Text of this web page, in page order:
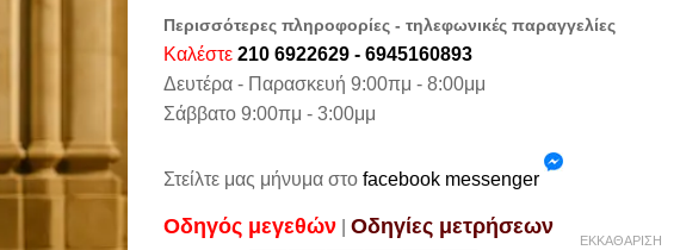
Περισσότερες πληροφορίες - τηλεφωνικές παραγγελίες
Καλέστε 210 6922629 - 6945160893
Δευτέρα - Παρασκευή 9:00πμ - 8:00μμ
Σάββατο 9:00πμ - 3:00μμ
Στείλτε μας μήνυμα στο facebook messenger
Oδηγός μεγεθών Oδηγίες μετρήσεων
ΕΚΚΑΘΆΡΙΣΗ